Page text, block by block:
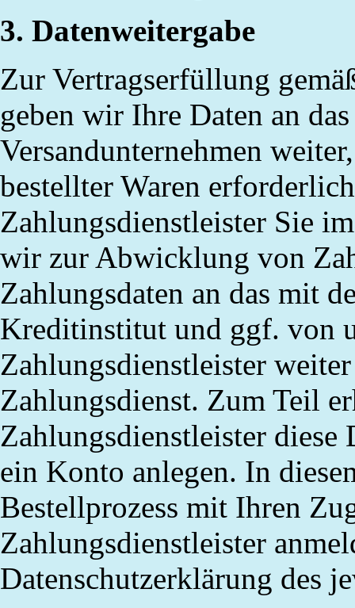
3. Datenweitergabe
Zur Vertragserfüllung
geben wir Ihre Daten an
Versandunternehmen
bestellter Waren
Zahlungsdienstleister Sie
wir zur Abwicklung von
Zahlungsdaten an das mit
Kreditinstitut und ggf. von
Zahlungsdienstleister
Zahlungsdienst. Zum Teil
Zahlungsdienstleister diese
ein Konto anlegen. In
Bestellprozess mit Ihren
Zahlungsdienstleister
Datenschutzerklärung des